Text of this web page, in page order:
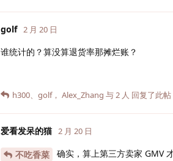
golf 2 月 20 日
谁统计的？算没算退货率那摊烂账？
h300、 golf， Alex_Zhang 与2 人 回复了此帖
爱看发呆的猫 2 月 20 日
不吃香菜 确实，算上第三方卖家 GMV